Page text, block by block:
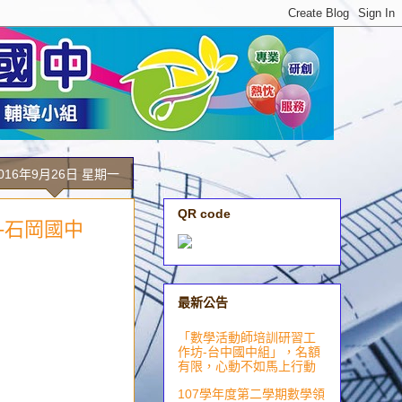
年9月26日 星期一
岡國中
QR code
最新公告
「數學活動師培訓研習工
作坊-台中國中組」，名額
有限，心動不如馬上行動
107學年度第二學期數學領